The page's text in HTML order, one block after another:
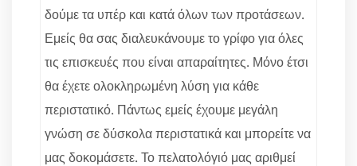
δούμε τα υπέρ και κατά όλων των προτάσεων.
Εμείς θα σας διαλευκάνουμε το γρίφο για όλες
τις επισκευές που είναι απαραίτητες. Μόνο έτσι
θα έχετε ολοκληρωμένη λύση για κάθε
περιστατικό. Πάντως εμείς έχουμε μεγάλη
γνώση σε δύσκολα περιστατικά και μπορείτε να
μας δοκομάσετε. Το πελατολόγιό μας αριθμεί